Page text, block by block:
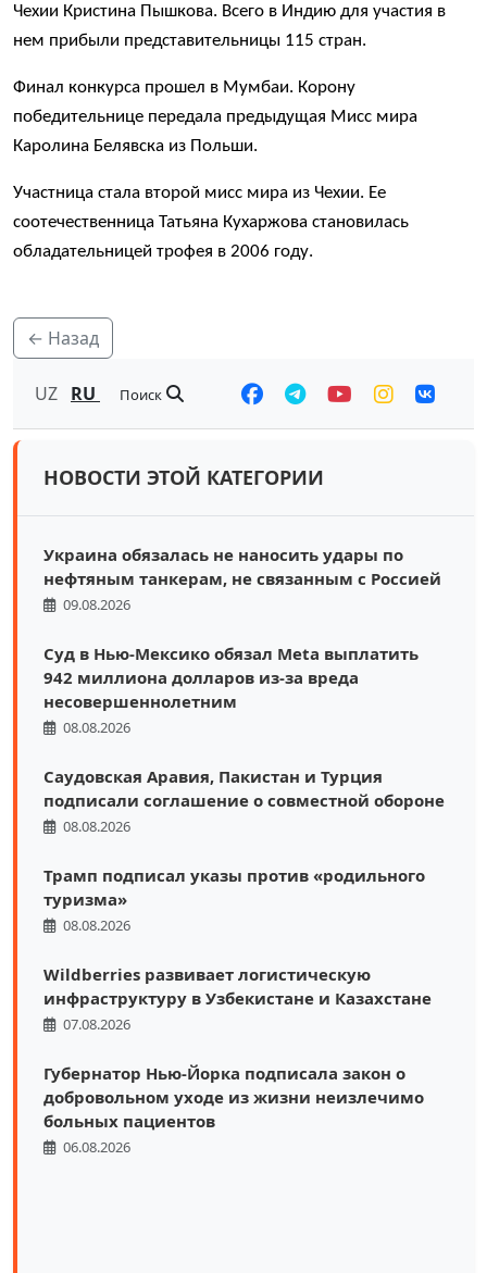
Чехии Кристина Пышкова. Всего в Индию для участия в
нем прибыли представительницы 115 стран.
Финал конкурса прошел в Мумбаи. Корону
победительнице передала предыдущая Мисс мира
Каролина Белявска из Польши.
Участница стала второй мисс мира из Чехии. Ее
соотечественница Татьяна Кухаржова становилась
обладательницей трофея в 2006 году.
← Назад
UZ RU Поиск
НОВОСТИ ЭТОЙ КАТЕГОРИИ
Украина обязалась не наносить удары по
нефтяным танкерам, не связанным с Россией
09.08.2026
Суд в Нью-Мексико обязал Meta выплатить
942 миллиона долларов из-за вреда
несовершеннолетним
08.08.2026
Саудовская Аравия, Пакистан и Турция
подписали соглашение о совместной обороне
08.08.2026
Трамп подписал указы против «родильного
туризма»
08.08.2026
Wildberries развивает логистическую
инфраструктуру в Узбекистане и Казахстане
07.08.2026
Губернатор Нью-Йорка подписала закон о
добровольном уходе из жизни неизлечимо
больных пациентов
06.08.2026